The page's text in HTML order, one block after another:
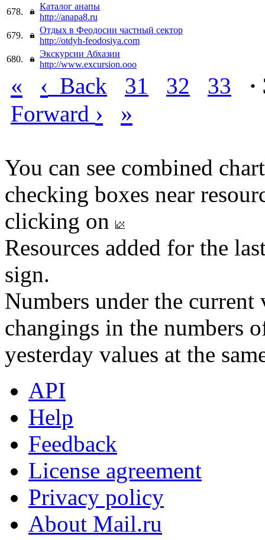
678.
Каталог анапы
http://anapa8.ru
679.
Отдых в Феодосии частный сектор
http://otdyh-feodosiya.com
680.
Экскурсии Абхазии
http://www.excursion.ooo
« ‹ Back 31 32 33
Forward › »
You can see combined
checking boxes near
clicking on
Resources added for the
sign.
Numbers under the
changings in the numbers
yesterday values at the
API
Help
Feedback
License agreement
Privacy policy
About Mail.ru